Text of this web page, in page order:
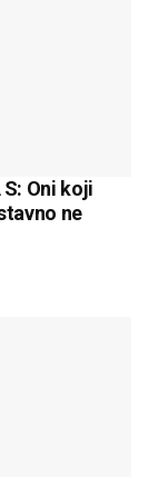
S: Oni koji
ne